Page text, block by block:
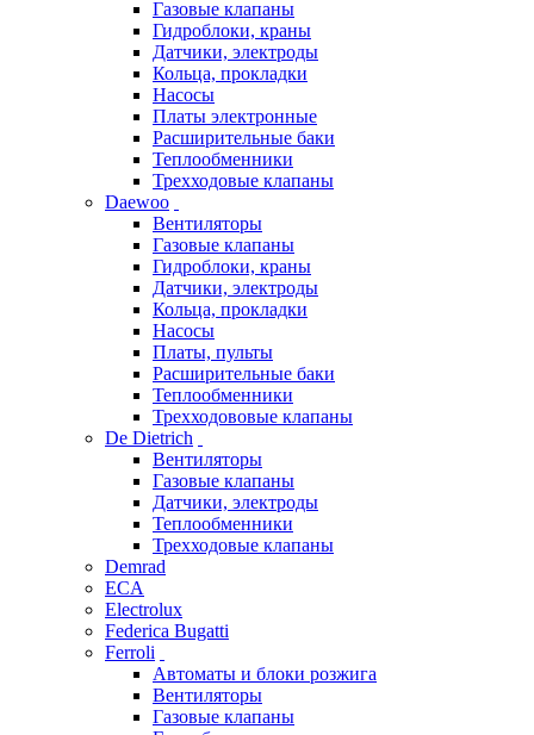
Газовые клапаны
Гидроблоки, краны
Датчики, электроды
Кольца, прокладки
Насосы
Платы электронные
Расширительные баки
Теплообменники
Трехходовые клапаны
Daewoo
Вентиляторы
Газовые клапаны
Гидроблоки, краны
Датчики, электроды
Кольца, прокладки
Насосы
Платы, пульты
Расширительные баки
Теплообменники
Трехходововые клапаны
De Dietrich
Вентиляторы
Газовые клапаны
Датчики, электроды
Теплообменники
Трехходовые клапаны
Demrad
ECA
Electrolux
Federica Bugatti
Ferroli
Автоматы и блоки розжига
Вентиляторы
Газовые клапаны